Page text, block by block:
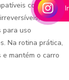
com
para uso
Na rotina prática,
mantém o carro